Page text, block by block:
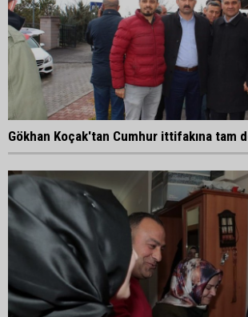
Gökhan Koçak'tan Cumhur ittifakına tam